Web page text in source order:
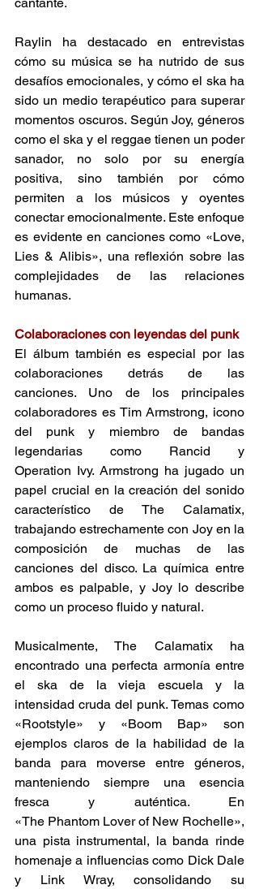
Raylin ha destacado en entrevistas
cómo su música se ha nutrido de sus
desafíos emocionales, y cómo el ska ha
sido un medio terapéutico para superar
momentos oscuros. Según Joy, géneros
como el ska y el reggae tienen un poder
sanador, no solo por su energía
positiva, sino también por cómo
permiten a los músicos y oyentes
conectar emocionalmente. Este enfoque
es evidente en canciones como «Love,
Lies & Alibis», una reflexión sobre las
complejidades de las relaciones
humanas.
Colaboraciones con leyendas del punk
El álbum también es especial por las
colaboraciones detrás de las
canciones. Uno de los principales
colaboradores es Tim Armstrong, icono
del punk y miembro de bandas
legendarias como Rancid y
Operation Ivy. Armstrong ha jugado un
papel crucial en la creación del sonido
característico de The Calamatix,
trabajando estrechamente con Joy en la
composición de muchas de las
canciones del disco. La química entre
ambos es palpable, y Joy lo describe
como un proceso fluido y natural.
Musicalmente, The Calamatix ha
encontrado una perfecta armonía entre
el ska de la vieja escuela y la
intensidad cruda del punk. Temas como
«Rootstyle» y «Boom Bap» son
ejemplos claros de la habilidad de la
banda para moverse entre géneros,
manteniendo siempre una esencia
fresca y auténtica. En
«The Phantom Lover of New Rochelle»,
una pista instrumental, la banda rinde
homenaje a influencias como Dick Dale
y Link Wray, consolidando su